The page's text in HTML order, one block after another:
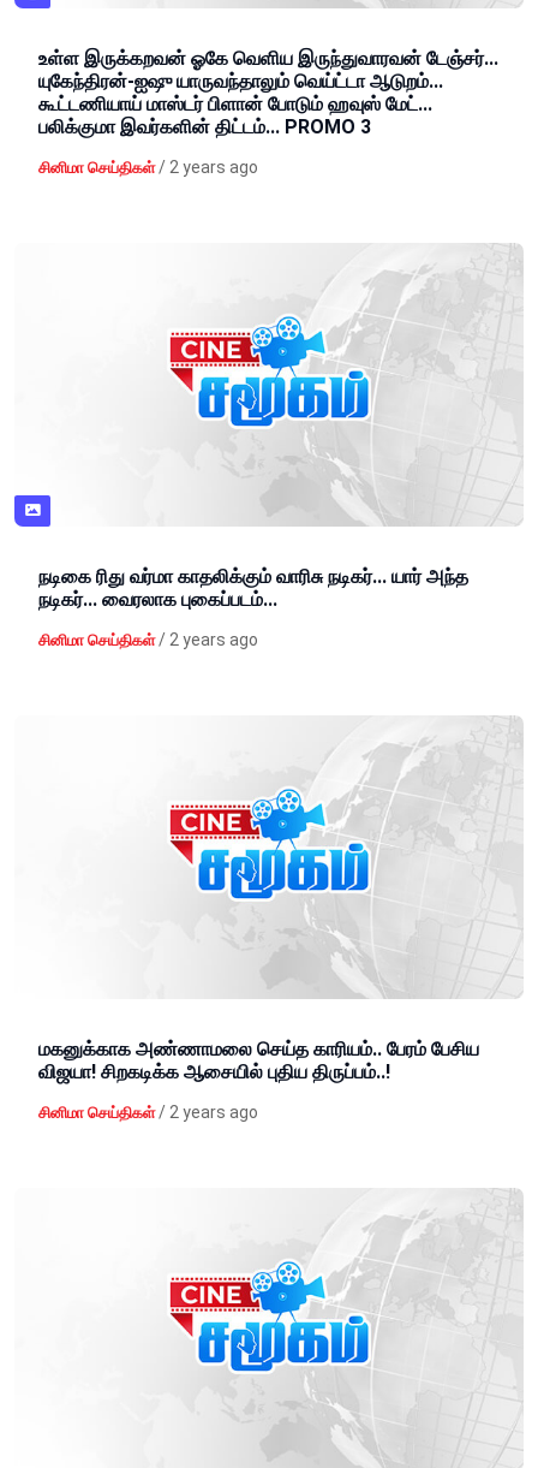
உள்ள இருக்கறவன் ஓகே வெளிய இருந்துவாரவன் டேஞ்சர்...
யுகேந்திரன்-ஐஷு யாருவந்தாலும் வெய்ட்டா ஆடுறம்...
கூட்டணியாய் மாஸ்டர் பிளான் போடும் ஹவுஸ் மேட்...
பலிக்குமா இவர்களின் திட்டம்... PROMO 3
சினிமா செய்திகள் / 2 years ago
நடிகை ரிது வர்மா காதலிக்கும் வாரிசு நடிகர்... யார் அந்த
நடிகர்... வைரலாக புகைப்படம்...
சினிமா செய்திகள் / 2 years ago
மகனுக்காக அண்ணாமலை செய்த காரியம்.. பேரம் பேசிய
விஜயா! சிறகடிக்க ஆசையில் புதிய திருப்பம்..!
சினிமா செய்திகள் / 2 years ago